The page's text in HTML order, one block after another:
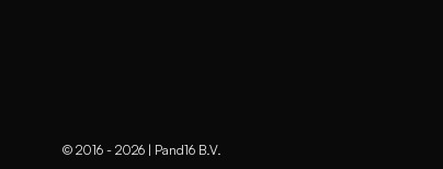
© 2016 - 2026| Pand16 B.V.